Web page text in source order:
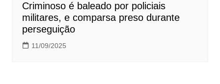
Criminoso é baleado por policiais
militares, e comparsa preso durante
perseguição
11/09/2025